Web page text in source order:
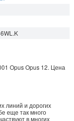
OpusOpus 12. Цена
линий и дорогих
еще так много
в многих